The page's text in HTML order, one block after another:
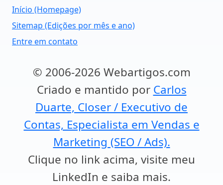
Início (Homepage)
Sitemap (Edições por mês e ano)
Entre em contato
© 2006-2026 Webartigos.com
Criado e mantido por Carlos
Duarte, Closer / Executivo de
Contas, Especialista em Vendas e
Marketing (SEO / Ads).
Clique no link acima, visite meu
LinkedIn e saiba mais.